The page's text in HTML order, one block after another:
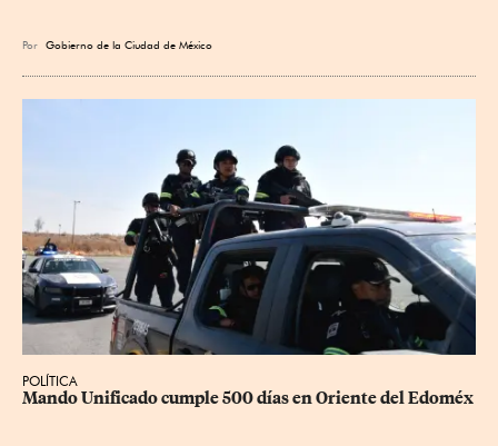
Por Gobierno de la Ciudad de México
POLÍTICA
Mando Unificado cumple 500 días en Oriente del Edoméx